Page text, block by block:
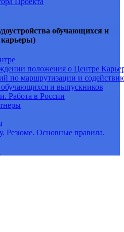
обучающихся и
положения о Центре
по маршрутизации и
обучающихся и выпускников
Работа в России
Резюме. Основные правила.